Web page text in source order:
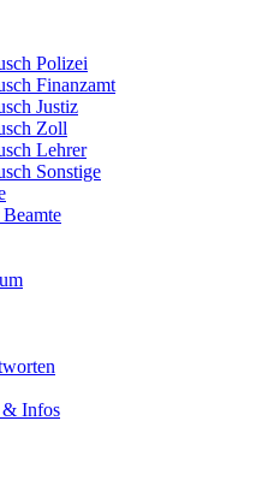
Polizei
Finanzamt
Justiz
Zoll
Lehrer
Sonstige
& Infos